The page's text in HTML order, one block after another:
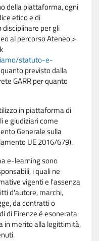
della piattaforma, ogni
etico e di
per gli
al percorso Ateneo >
statuto-e-
previsto dalla
GARR per quanto
in piattaforma di
e giudiziari come
Generale sulla
UE 2016/679).
e-learning sono
i quali ne
vigenti e l'assenza
d'autore, marchi,
da contratti o
di Firenze è esonerata
in merito alla legittimità,